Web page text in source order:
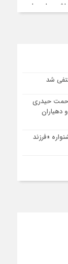
برای چای
ایران – مشهد
نجف
شد
حیدری
دهیاران
«فرزند